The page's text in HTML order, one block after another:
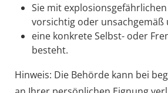
Sie mit
vorsichtig oder unsachgemäß
eine konkrete Selbst- oder
besteht.
Hinweis: Die Behörde kann bei